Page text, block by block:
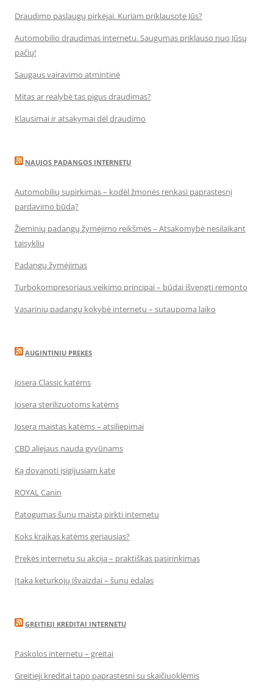
Draudimo paslaugų pirkėjai. Kuriam priklausote Jūs?
Automobilio draudimas internetu. Saugumas priklauso nuo Jūsų
pačių!
Saugaus vairavimo atmintinė
Mitas ar realybė tas pigus draudimas?
Klausimai ir atsakymai dėl draudimo
NAUJOS PADANGOS INTERNETU
Automobilių supirkimas – kodėl žmonės renkasi paprastesnį
pardavimo būdą?
Žieminių padangų žymėjimo reikšmės – Atsakomybė nesilaikant
taisyklių
Padangų žymėjimas
Turbokompresoriaus veikimo principai – būdai išvengti remonto
Vasarinių padangų kokybė internetu – sutaupoma laiko
AUGINTINIU PREKES
Josera Classic katėms
Josera sterilizuotoms katėms
Josera maistas katėms – atsiliepimai
CBD aliejaus nauda gyvūnams
Ką dovanoti įsigijusiam katę
ROYAL Canin
Patogumas šunų maistą pirkti internetu
Koks kraikas katėms geriausias?
Prekės internetu su akcija – praktiškas pasirinkimas
Įtaka keturkojų išvaizdai – šunų ėdalas
GREITIEJI KREDITAI INTERNETU
Paskolos internetu – greitai
Greitieji kreditai tapo paprastesni su skaičiuoklėmis